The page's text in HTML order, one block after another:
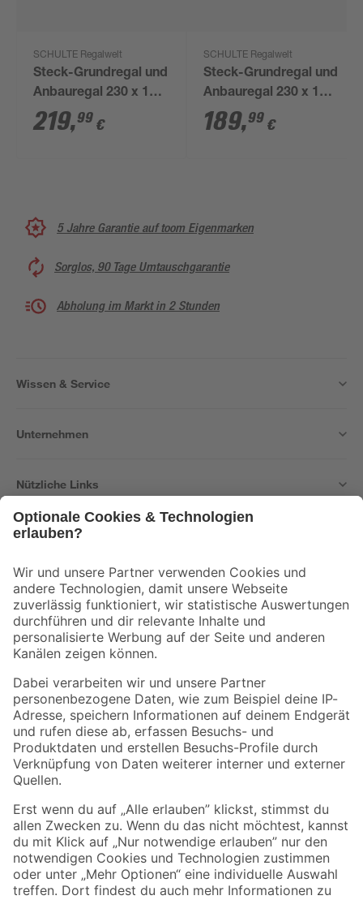
SCHULTE Regalwelt
Steck-Grundregal und
Anbauregal 230 x 180
x 50 cm, 12 Böden,
weiß, Tragkraft 510 kg
219,99 €
SCHULTE Regalwelt
Steck-Grundregal und
Anbauregal 230 x 140
x 50 cm, 12 Böden,
weiß, Tragkraft 510 kg
189,99 €
5 Jahre Garantie auf toom Eigenmarken
Sorglos, 90 Tage Umtauschgarantie
Abholung im Markt in 2 Stunden
Wissen & Service
Unternehmen
Nützliche Links
Der toom Newsletter: Keine Angebote und Aktionen mehr verpassen!
Zur Newsletter Anmeldung
Folge uns
Zahlungsarten Versandarten
Sicher einkaufen
Jetzt die toom-App herunterladen